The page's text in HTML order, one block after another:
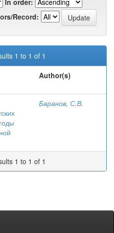
In order:
Record:
1 to 1 of 1
Author(s)
Баранов, С.В.
1 to 1 of 1